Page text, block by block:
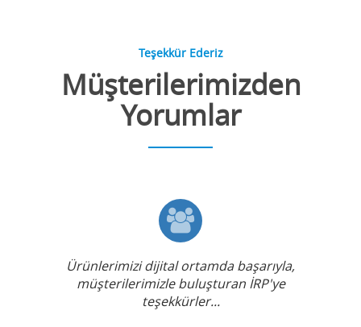
Teşekkür Ederiz
Müşterilerimizden
Yorumlar
Ürünlerimizi dijital ortamda başarıyla,
müşterilerimizle buluşturan İRP'ye
teşekkürler...